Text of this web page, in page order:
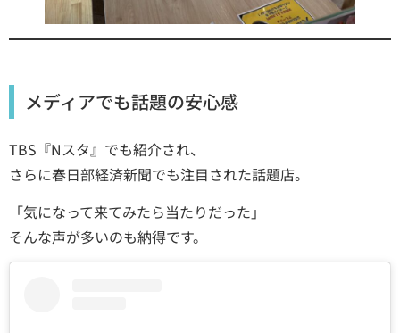
メディアでも話題の安心感
TBS『Nスタ』でも紹介され、
さらに春日部経済新聞でも注目された話題店。
「気になって来てみたら当たりだった」
そんな声が多いのも納得です。